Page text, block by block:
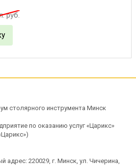
руб.
столярного инструмента Минск
по оказанию услуг «Царикс»
адрес: 220029, г. Минск, ул. Чичерина,